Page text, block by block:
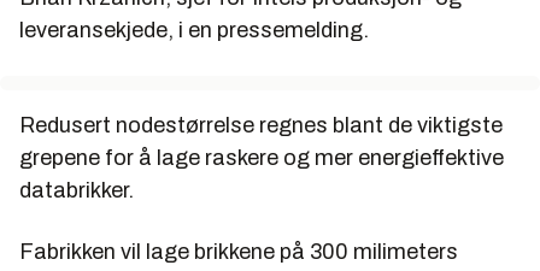
leveransekjede, i en pressemelding.
Redusert nodestørrelse regnes blant de viktigste
grepene for å lage raskere og mer energieffektive
databrikker.
Fabrikken vil lage brikkene på 300 milimeters